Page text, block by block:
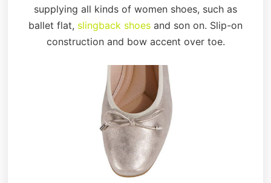
supplying all kinds of women shoes, such as
ballet flat, slingback shoes and son on. Slip-on
construction and bow accent over toe.